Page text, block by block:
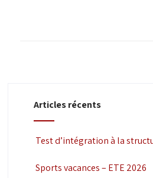
Articles récents
Test d’intégration à la
Sports vacances – ETE 2026